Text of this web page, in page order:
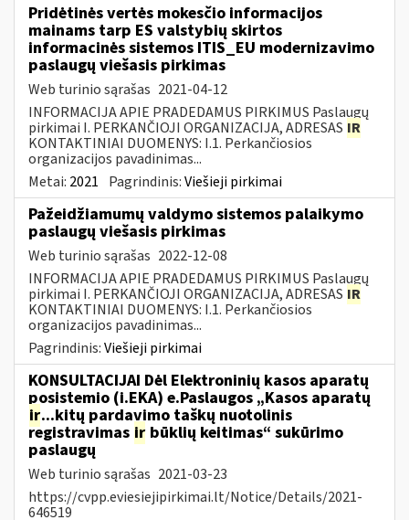
Pridėtinės vertės mokesčio informacijos
mainams tarp ES valstybių skirtos
informacinės sistemos ITIS_EU modernizavimo
paslaugų viešasis pirkimas
Web turinio sąrašas 2021-04-12
INFORMACIJA APIE PRADEDAMUS PIRKIMUS Paslaugų
pirkimai I. PERKANČIOJI ORGANIZACIJA, ADRESAS IR
KONTAKTINIAI DUOMENYS: I.1. Perkančiosios
organizacijos pavadinimas...
Metai: 2021 Pagrindinis:Viešieji pirkimai
Pažeidžiamumų valdymo sistemos palaikymo
paslaugų viešasis pirkimas
Web turinio sąrašas 2022-12-08
INFORMACIJA APIE PRADEDAMUS PIRKIMUS Paslaugų
pirkimai I. PERKANČIOJI ORGANIZACIJA, ADRESAS IR
KONTAKTINIAI DUOMENYS: I.1. Perkančiosios
organizacijos pavadinimas...
Pagrindinis:Viešieji pirkimai
KONSULTACIJAI Dėl Elektroninių kasos aparatų
posistemio (i.EKA) e.Paslaugos „Kasos aparatų
ir...kitų pardavimo taškų nuotolinis
registravimas ir būklių keitimas“ sukūrimo
paslaugų
Web turinio sąrašas 2021-03-23
https://cvpp.eviesiejipirkimai.lt/Notice/Details/2021-
646519